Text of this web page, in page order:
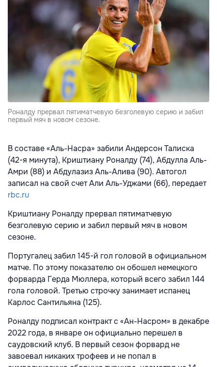
Роналду прервал пятиматчевую безголевую серию и забил
первый мяч в новом сезоне.
В составе «Аль-Насра» забили Андерсон Талиска
(42-я минута), Криштиану Роналду (74), Абдулла Аль-
Амри (88) и Абдулазиз Аль-Алива (90). Автогол
записал на свой счет Али Аль-Уджами (66), передает
rbc.ru
Криштиану Роналду прервал пятиматчевую
безголевую серию и забил первый мяч в новом
сезоне.
Португалец забил 145-й гол головой в официальном
матче. По этому показателю он обошел немецкого
форварда Герда Мюллера, который всего забил 144
гола головой. Третью строчку занимает испанец
Карлос Сантильяна (125).
Роналду подписал контракт с «Ан-Насром» в декабре
2022 года, в январе он официально перешел в
саудовский клуб. В первый сезон форвард не
завоевал никаких трофеев и не попал в